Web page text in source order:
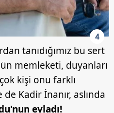
4
tanıdığımız bu sert
memleketi, duyanları
kişi onu farklı
Kadir İnanır, aslında
evladı!